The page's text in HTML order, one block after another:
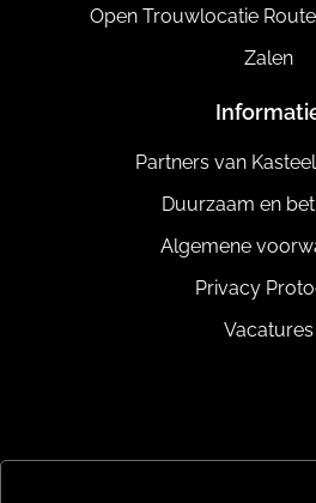
Open Trouwlocatie
Zalen
Partners van
Duurzaam en
Algemene
Privacy
Vacatures